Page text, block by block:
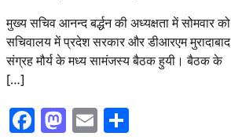
मुख्य सचिव आनन्द बर्द्धन की अध्यक्षता में सोमवार को
सचिवालय में प्रदेश सरकार और डीआरएम मुरादाबाद
संग्रह मौर्य के मध्य सामंजस्य बैठक हुयी। बैठक के
[…]
Facebook
Mastodon
Email